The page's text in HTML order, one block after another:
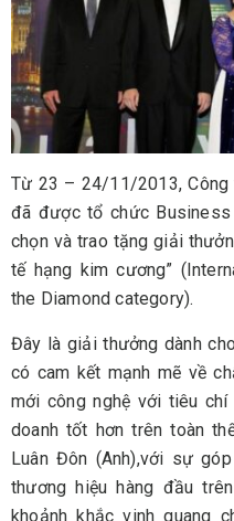
Từ 23 – 24/11/2013,
đã được tổ chức
chọn và trao tặng giải
tế hạng kim cương”
the Diamond category).
Đây là giải thưởng dành
có cam kết mạnh mẽ về
mới công nghệ với tiêu chí
doanh tốt hơn trên toàn
Luân Đôn (Anh),với sự
thương hiệu hàng đầu
khoảnh khắc vinh quang